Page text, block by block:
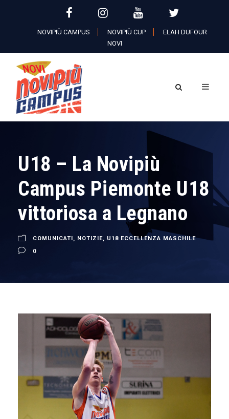
NOVIPIÙ CAMPUS NOVIPIÙ CUP
ELAH DUFOUR
NOVI
U18 – La Novipiù
Campus Piemonte U18
vittoriosa a Legnano
COMUNICATI, NOTIZIE, U18 ECCELLENZA MASCHILE
0